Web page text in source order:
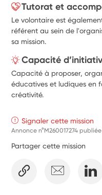
Tutorat et
Le volontaire est
référent au sein de
sa mission.
Capacité
Capacité à proposer,
éducatives et ludiques en
créativité.
Signaler cette mission
Annonce n°M260017274
Partager cette mission